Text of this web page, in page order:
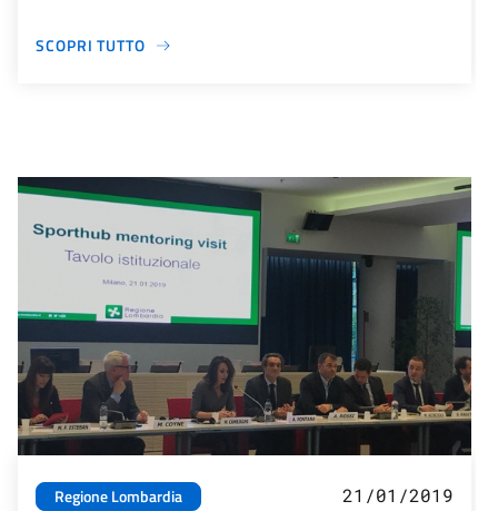
SCOPRI TUTTO
Regione Lombardia
21/01/2019